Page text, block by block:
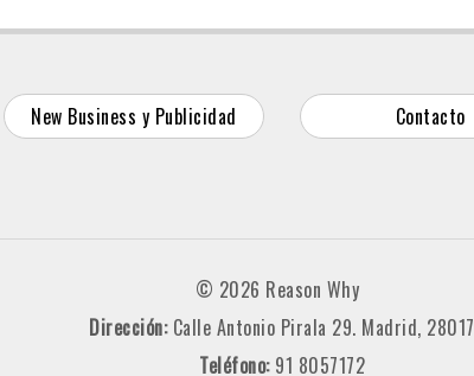
New Business y Publicidad Contacto
© 2026 Reason Why
Dirección: Calle Antonio Pirala 29. Madrid, 28017
Teléfono: 91 8057172